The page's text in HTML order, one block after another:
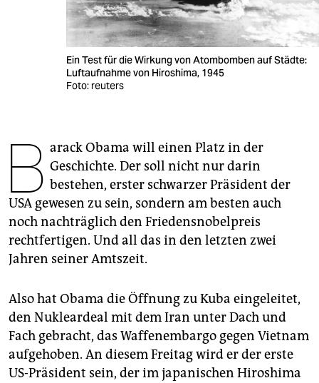
veranstaltungen
fragen & hilfe
unterstützen
genossenschaft
epaper login
Ein Test für die Wirkung von Atombomben auf Städte:
Luftaufnahme von Hiroshima, 1945
Foto: reuters
B arack Obama will einen Platz in der
Geschichte. Der soll nicht nur darin
bestehen, erster schwarzer Präsident der
USA gewesen zu sein, sondern am besten auch
noch nachträglich den Friedensnobelpreis
rechtfertigen. Und all das in den letzten zwei
Jahren seiner Amtszeit.
Also hat Obama die Öffnung zu Kuba eingeleitet,
den Nukleardeal mit dem Iran unter Dach und
Fach gebracht, das Waffenembargo gegen Vietnam
aufgehoben. An diesem Freitag wird er der erste
US-Präsident sein, der im japanischen Hiroshima